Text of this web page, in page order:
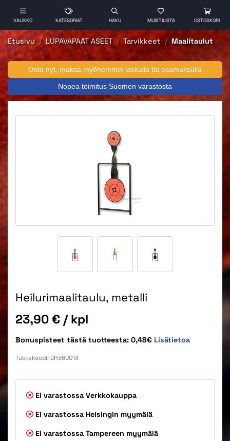
VALIKKO KATEGORIAT HAKU MUISTILISTA OSTOSKORI
Etusivu LUPAVAPAAT ASEET Tarvikkeet Maalitaulut
Osta nyt, maksa myöhemmin laskulla tai osamaksulla
Nopea toimitus Suomen varastosta
Heilurimaalitaulu, metalli
Hinta
23,90 € / kpl
Bonuspisteet tästä tuotteesta: 0,48€ Lisätietoa
Tuotekoodi: CH360013
Ei varastossa Verkkokauppa
Ei varastossa Helsingin myymälä
Ei varastossa Tampereen myymälä